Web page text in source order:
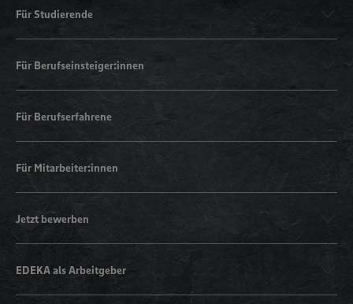
Für Studierende
Für Berufseinsteiger:innen
Für Berufserfahrene
Für Mitarbeiter:innen
Jetzt bewerben
EDEKA als Arbeitgeber